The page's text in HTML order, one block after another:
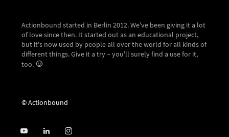
Actionbound started in Berlin 2012. We've been giving it a lot
of love since then. It started out as an educational project,
but it's now used by people all over the world for all kinds of
different things. Give it a try – you'll surely find a use for it,
too.
© Actionbound